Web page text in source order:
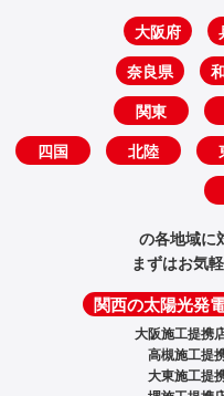
大阪府
奈良県
関東
四国 北陸
の各地域に
まずはお気
関西の太陽光発
大阪施工提携
高槻施工提
大東施工提